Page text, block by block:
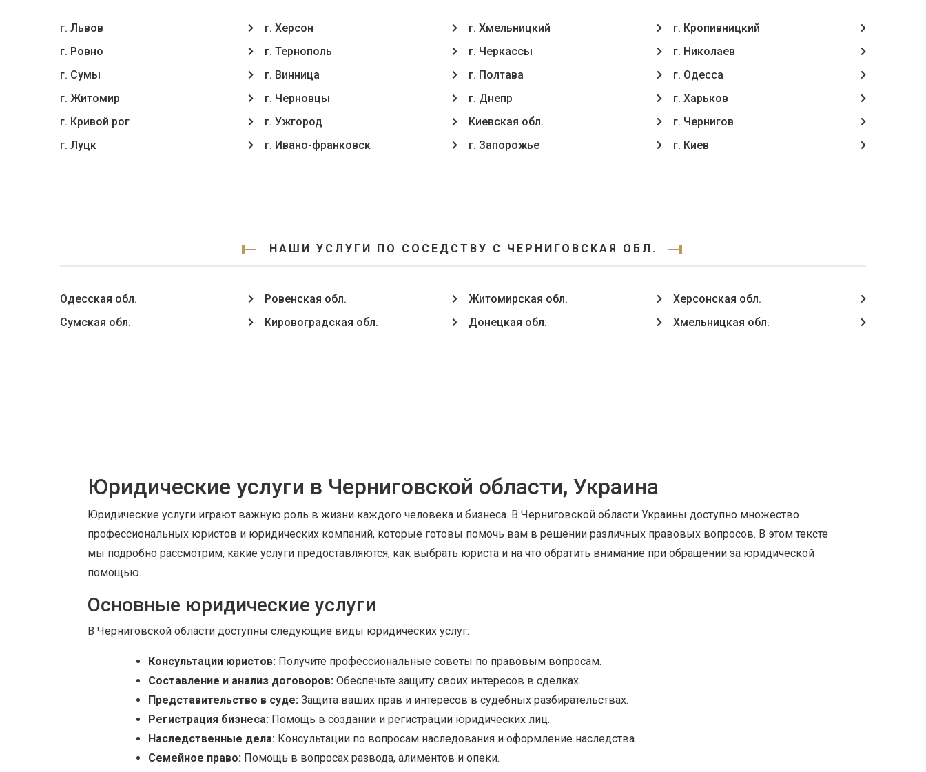
г. Львов
г. Ровно
г. Сумы
г. Житомир
г. Кривой рог
г. Луцк
г. Херсон
г. Тернополь
г. Винница
г. Чернoвцы
г. Ужгород
г. Ивано-франковск
г. Хмельницкий
г. Черкассы
г. Полтава
г. Днепр
Киевская обл.
г. Запорожье
г. Кропивницкий
г. Николаев
г. Одесса
г. Харьков
г. Чернигов
г. Киев
НАШИ УСЛУГИ ПО СОСЕДСТВУ С ЧЕРНИГОВСКАЯ ОБЛ.
Одесская обл.
Сумская обл.
Ровенская обл.
Кировоградская обл.
Житомирская обл.
Донецкая обл.
Херсонская обл.
Хмельницкая обл.
Юридические услуги в Черниговской области, Украина
Юридические услуги играют важную роль в жизни каждого человека и бизнеса. В Черниговской области Украины доступно множество
профессиональных юристов и юридических компаний, которые готовы помочь вам в решении различных правовых вопросов. В этом тексте
мы подробно рассмотрим, какие услуги предоставляются, как выбрать юриста и на что обратить внимание при обращении за юридической
помощью.
Основные юридические услуги
В Черниговской области доступны следующие виды юридических услуг:
Консультации юристов: Получите профессиональные советы по правовым вопросам.
Составление и анализ договоров: Обеспечьте защиту своих интересов в сделках.
Представительство в суде: Защита ваших прав и интересов в судебных разбирательствах.
Регистрация бизнеса: Помощь в создании и регистрации юридических лиц.
Наследственные дела: Консультации по вопросам наследования и оформление наследства.
Семейное право: Помощь в вопросах развода, алиментов и опеки.